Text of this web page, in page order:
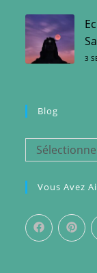
3
Blog
Blog
Vous Avez